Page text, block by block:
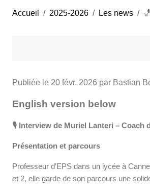
Accueil 2025-2026 Les news
Publiée le 20 févr. 2026 par Bastian
English version below
🎙️ Interview de Muriel Lanteri – Coach
Présentation et parcours
Professeur d’EPS dans un lycée à
et 2, elle garde de son parcours une